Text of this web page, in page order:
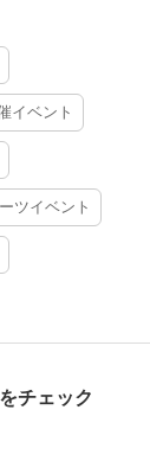
イベント
ツイベント
チェック